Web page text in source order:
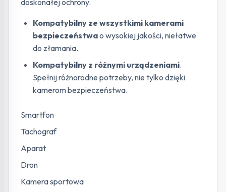
Kompatybilny ze wszystkimi kamerami
bezpieczeństwao wysokiej jakości, niełatwe
do złamania.
Kompatybilny z różnymi urządzeniami.
Spełnij różnorodne potrzeby, nie tylko dzięki
kamerom bezpieczeństwa.
Smartfon
Tachograf
Aparat
Dron
Kamera sportowa